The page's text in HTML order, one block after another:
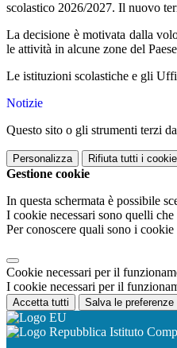
scolastico 2026/2027. Il nuovo
La decisione è motivata dalla
le attività in alcune zone del
Le istituzioni scolastiche e gli
Notizie
Questo sito o gli strumenti terzi
Personalizza Rifiuta tutti i
Gestione cookie
In questa schermata è possibile
I cookie necessari sono quelli
Per conoscere quali sono i
Cookie necessari per il
I cookie necessari per il
Accetta tutti Salva le preferenze
Istituto